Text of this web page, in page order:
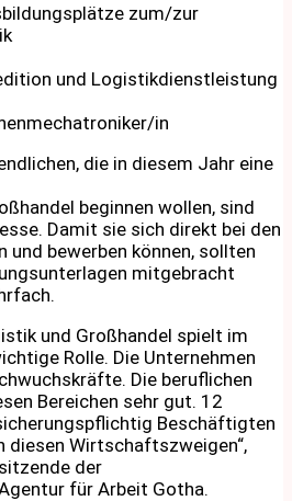
zum/zur
und Logistikdienstleistung
in
die in diesem Jahr eine
beginnen wollen, sind
Damit sie sich direkt bei den
und bewerben können, sollten
mitgebracht
und Großhandel spielt im
Rolle. Die Unternehmen
Die beruflichen
Bereichen sehr gut. 12
Beschäftigten
diesen Wirtschaftszweigen“,
der
für Arbeit Gotha.